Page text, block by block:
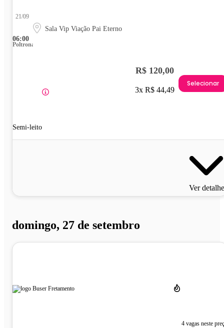
06:00
21/09
Sala Vip Viação Pai Eterno
Poltrona
Semi-leito
R$ 120,00
3x R$ 44,49
Selecionar
Ver
domingo, 27 de setembro
4 vagas neste